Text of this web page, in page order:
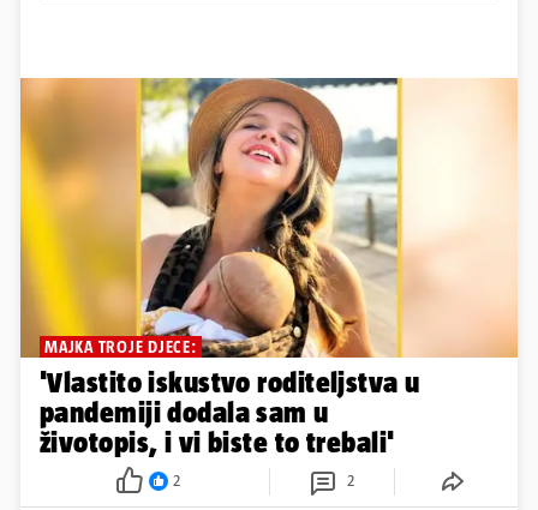
MAJKA TROJE DJECE:
'Vlastito iskustvo roditeljstva u
pandemiji dodala sam u
životopis, i vi biste to trebali'
2 2